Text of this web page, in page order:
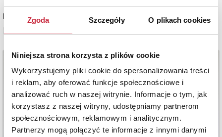
Zgoda Szczegóły O plikach cookies
Niniejsza strona korzysta z plików cookie
Wykorzystujemy pliki cookie do spersonalizowania treści
i reklam, aby oferować funkcje społecznościowe i
analizować ruch w naszej witrynie. Informacje o tym, jak
korzystasz z naszej witryny, udostępniamy partnerom
społecznościowym, reklamowym i analitycznym.
Partnerzy mogą połączyć te informacje z innymi danymi
Lampa wisząca